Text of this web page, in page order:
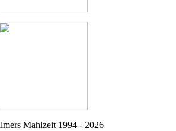
Mahlzeit 1994 - 2026